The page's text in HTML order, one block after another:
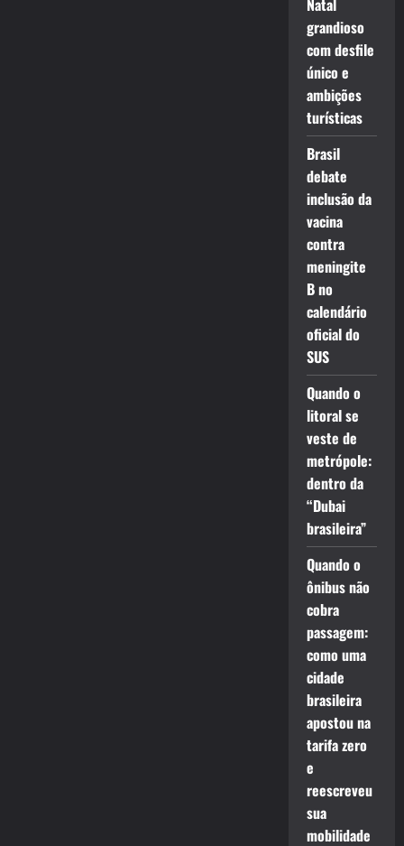
Natal
grandioso
com desfile
único e
ambições
turísticas
Brasil
debate
inclusão da
vacina
contra
meningite
B no
calendário
oficial do
SUS
Quando o
litoral se
veste de
metrópole:
dentro da
“Dubai
brasileira”
Quando o
ônibus não
cobra
passagem:
como uma
cidade
brasileira
apostou na
tarifa zero
e
reescreveu
sua
mobilidade